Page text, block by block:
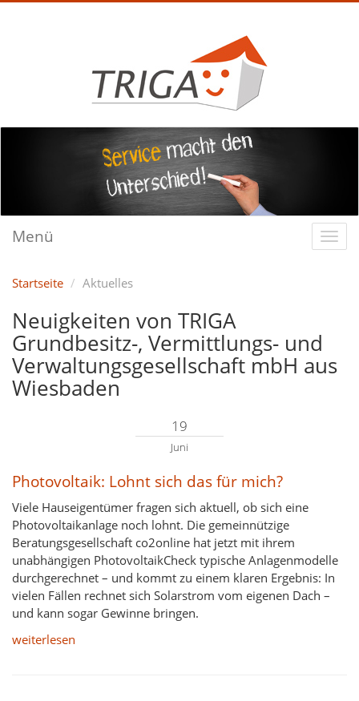
Menü
Startseite Aktuelles
Neuigkeiten von TRIGA
Grundbesitz-, Vermittlungs- und
Verwaltungsgesellschaft mbH aus
Wiesbaden
19
Juni
Photovoltaik: Lohnt sich das für mich?
Viele Hauseigentümer fragen sich aktuell, ob sich eine
Photovoltaikanlage noch lohnt. Die gemeinnützige
Beratungsgesellschaft co2online hat jetzt mit ihrem
unabhängigen PhotovoltaikCheck typische Anlagenmodelle
durchgerechnet – und kommt zu einem klaren Ergebnis: In
vielen Fällen rechnet sich Solarstrom vom eigenen Dach –
und kann sogar Gewinne bringen.
weiterlesen